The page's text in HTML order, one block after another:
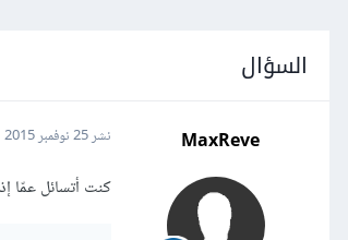
السؤال
MaxReve نشر25 نوفمبر 2015
كنت أتسائل عمّا